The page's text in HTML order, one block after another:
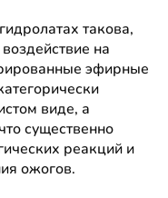
такова,
на
эфирные
виде, а
существенно
реакций и
ожогов.